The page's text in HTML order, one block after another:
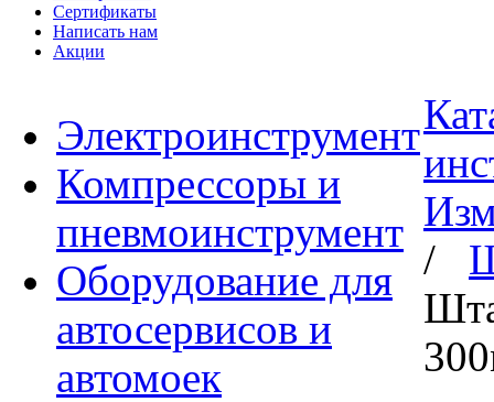
Сертификаты
Написать нам
Акции
Электроинструмент
Компрессоры и
пневмоинструмент
Оборудование для
автосервисов и
автомоек
/